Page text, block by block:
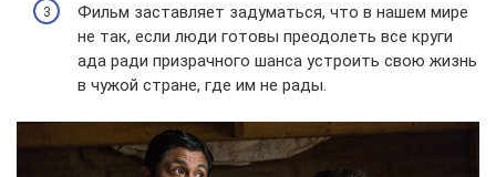
Фильм заставляет задуматься, что в нашем мире
не так, если люди готовы преодолеть все круги
ада ради призрачного шанса устроить свою жизнь
в чужой стране, где им не рады.